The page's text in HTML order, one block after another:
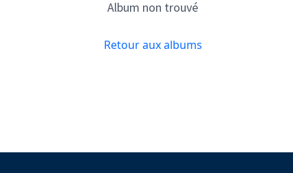
Album non trouvé
Retour aux albums